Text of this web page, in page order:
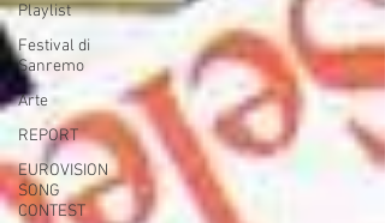
Playlist
Festival di
Sanremo
Arte
REPORT
EUROVISION
SONG
CONTEST